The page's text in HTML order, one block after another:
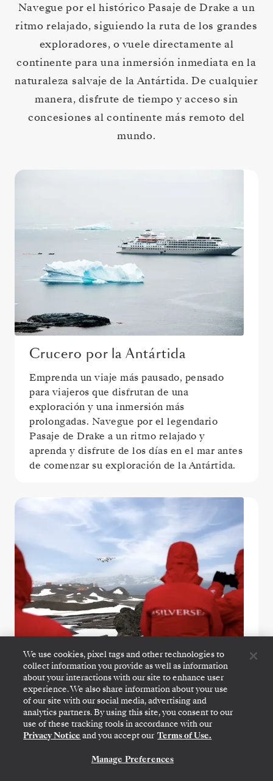
Navegue por el histórico Pasaje de Drake a un
ritmo relajado, siguiendo la ruta de los grandes
exploradores, o vuele directamente al
continente para una inmersión inmediata en la
naturaleza salvaje de la Antártida. De cualquier
manera, disfrute de tiempo y acceso sin
concesiones al continente más remoto del
mundo.
Crucero por la Antártida
Emprenda un viaje más pausado, pensado
para viajeros que disfrutan de una
exploración y una inmersión más
prolongadas. Navegue por el legendario
Pasaje de Drake a un ritmo relajado y
aprenda y disfrute de los días en el mar antes
de comenzar su exploración de la Antártida.
Antarctica Fly Cruise
Maximice el tiempo en el destino sin
renunciar a la aventura. Vuele sobre el Pasaje
de Drake directamente hacia el desierto
aéreas inigualables durante el vuelo y
We use cookies, pixel tags and other technologies to
collect information you provide as well as information
about your interactions with our site to enhance user
experience. We also share information about your use
of our site with our social media, advertising and
analytics partners. By using this site, you consent to our
use of these tracking tools in accordance with our
Privacy Notice and you accept our Terms of Use.
Manage Preferences